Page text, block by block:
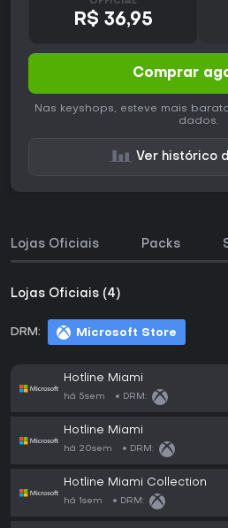
OFFICIAL
R$ 36,95
Comprar
Nas keyshops, esteve mais
dados.
Ver histórico
Lojas Oficiais Packs
Lojas Oficiais (4)
DRM: Microsoft Store
Hotline Miami
há 5sem DRM:
Hotline Miami
há 20sem DRM:
Hotline Miami Collection
há 1sem DRM: